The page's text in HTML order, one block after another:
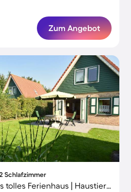
Zum Angebot
Schlafzimmer
Voll ausgestattetes tolles Ferienhaus | Haustierfreundlich